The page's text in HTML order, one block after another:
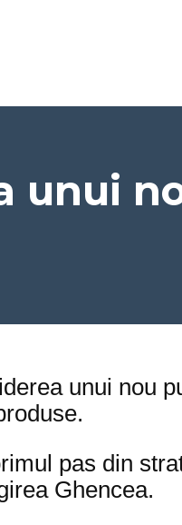
unui
unui nou
pas din
Ghencea.